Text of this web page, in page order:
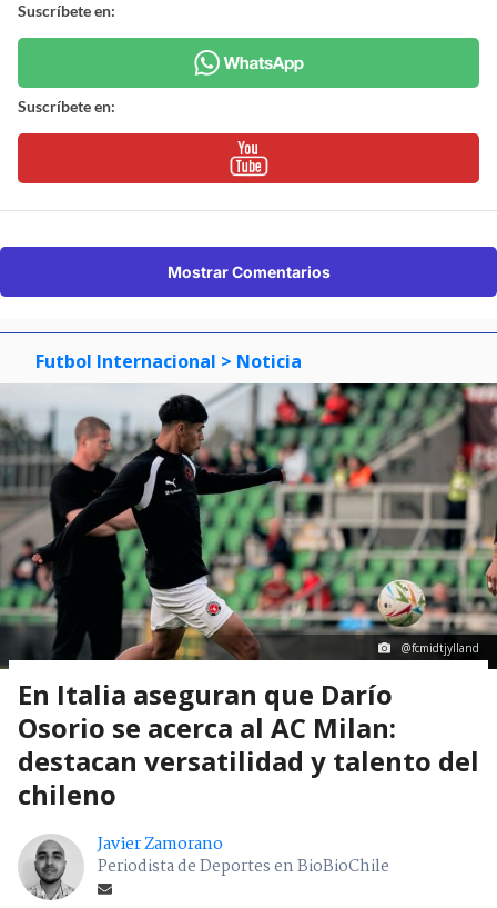
Suscríbete en:
Suscríbete en:
Mostrar Comentarios
Futbol Internacional > Noticia
@fcmidtjylland
En Italia aseguran que Darío
Osorio se acerca al AC Milan:
destacan versatilidad y talento del
chileno
Javier Zamorano
Periodista de Deportes en BioBioChile